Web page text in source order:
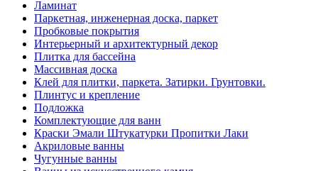
Ламинат
Паркетная, инженерная доска, паркет
Пробковые покрытия
Интерьерный и архитектурный декор
Плитка для бассейна
Массивная доска
Клей для плитки, паркета. Затирки. Грунтовки.
Плинтус и крепление
Подложка
Комплектующие для ванн
Краски Эмали Штукатурки Пропитки Лаки
Акриловые ванны
Чугунные ванны